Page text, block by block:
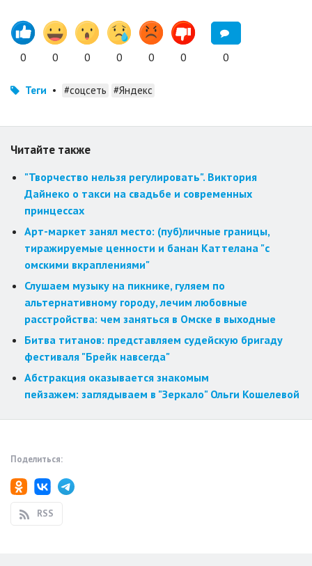
0 0 0 0 0 0 0
Теги • #соцсеть #Яндекс
Читайте также
"Творчество нельзя регулировать". Виктория
Дайнеко о такси на свадьбе и современных
принцессах
Арт-маркет занял место: (пуб)личные границы,
тиражируемые ценности и банан Каттелана "с
омскими вкраплениями"
Слушаем музыку на пикнике, гуляем по
альтернативному городу, лечим любовные
расстройства: чем заняться в Омске в выходные
Битва титанов: представляем судейскую бригаду
фестиваля "Брейк навсегда"
Абстракция оказывается знакомым
пейзажем: заглядываем в "Зеркало" Ольги Кошелевой
Поделиться:
RSS